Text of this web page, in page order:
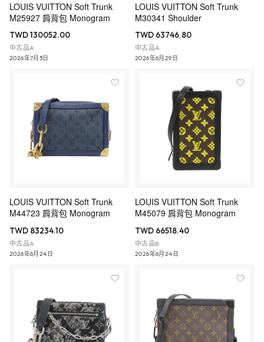
LOUIS VUITTON Soft Trunk
M25927 肩背包 Monogram
TWD 130052.00
中古品A
2026年7月3日
LOUIS VUITTON Soft Trunk
M30341 Shoulder
TWD 63746.80
中古品A
2026年6月29日
LOUIS VUITTON Soft Trunk
M44723 肩背包 Monogram
TWD 83234.10
中古品A
2026年6月24日
LOUIS VUITTON Soft Trunk
M45079 肩背包 Monogram
TWD 66518.40
中古品B
2026年6月24日